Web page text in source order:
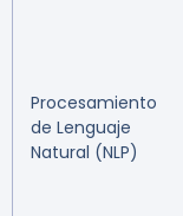
Procesamiento
de Lenguaje
Natural (NLP)